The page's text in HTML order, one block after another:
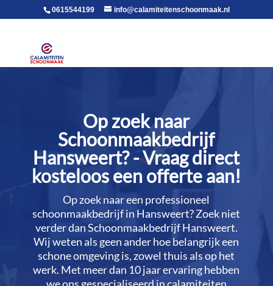
voor in de body0615544199 info@calamiteitenschoonmaak.nl
Op zoek naar
Schoonmaakbedrijf
Hansweert? - Vraag direct
kosteloos een offerte aan!
Op zoek naar een professioneel
schoonmaakbedrijf in Hansweert? Zoek niet
verder dan Schoonmaakbedrijf Hansweert.​
Wij weten als geen ander hoe belangrijk een
schone omgeving is, zowel thuis als op het
werk.​ Met meer dan 10 jaar ervaring hebben